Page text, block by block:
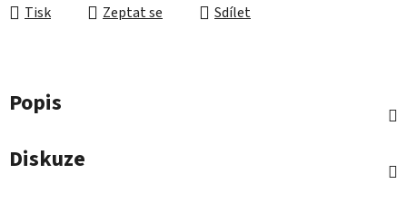
Tisk Zeptat se Sdílet
Popis
Diskuze